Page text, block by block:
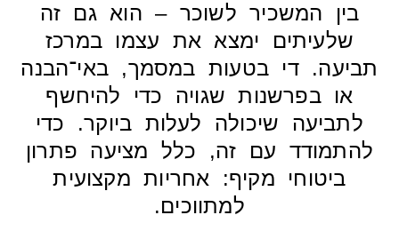
בין המשכיר לשוכר – הוא גם זה
שלעיתים ימצא את עצמו במרכז
תביעה. די בטעות במסמך, באי־הבנה
או בפרשנות שגויה כדי להיחשף
לתביעה שיכולה לעלות ביוקר. כדי
להתמודד עם זה, כלל מציעה פתרון
ביטוחי מקיף: אחריות מקצועית
למתווכים.